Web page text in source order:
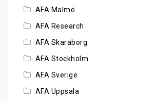
AFA Malmö
AFA Research
AFA Skaraborg
AFA Stockholm
AFA Sverige
AFA Uppsala